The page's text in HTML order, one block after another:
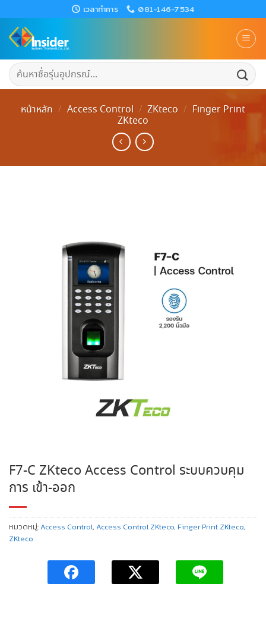
to
content
เวลาทำการ 081-146-7534
ค้นหา:
หน้าหลัก / Access Control / ZKteco / Finger Print
ZKteco
F7-C ZKteco Access Control ระบบควบคุม
การ เข้า-ออก
หมวดหมู่:Access Control, Access Control ZKteco, Finger Print ZKteco,
ZKteco